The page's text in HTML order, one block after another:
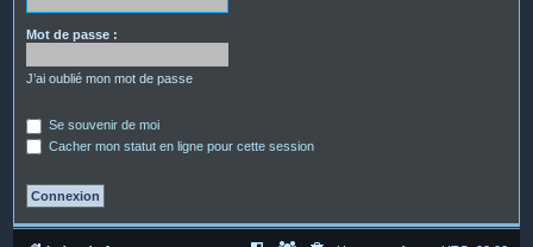
Mot de passe :
J’ai oublié mon mot de passe
Se souvenir de moi
Cacher mon statut en ligne pour cette session